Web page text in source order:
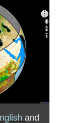
and